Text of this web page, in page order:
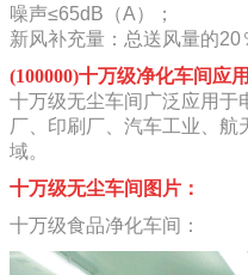
噪声≤65dB（A）；
新风补充量：总送风量的20
(100000)十万级净化车间应
十万级无尘车间广泛应用于
厂、印刷厂、汽车工业、航
域。
十万级无尘车间图片：
十万级食品净化车间：